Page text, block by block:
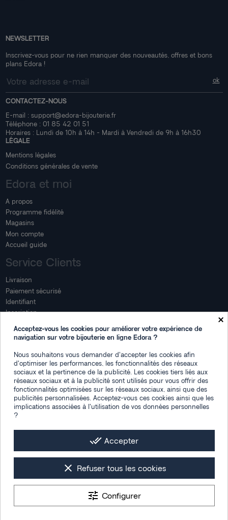
NEWSLETTER
Inscrivez-vous pour ne rien manquer des nouveautés, offres et bons
plans Edora !
CONTACTEZ-NOUS
E-mail : support@edora-bijouterie.fr
Téléphone : 01 85 42 01 51
Horaires : Lundi de 10h à 14h - Mardi à Vendredi de 9h à 16h30
LÉGALE
Mentions légales
Conditions générales de vente
Edora et moi
A propos
Programme fidélité
Magasins
Mon compte
Accueil guide
Service Clients
Livraison
Paiement sécurisé
Identifiant
Inscription
Mon espace
Suivi de commande
Connexion
Créez votre compte
Des questions
Contactez-nous
Facebook
Instagram
LinkedIn
Les photos de mise en situation sont générées par IA
Tous droits réservés © 2026 -Bijouterie Edora : montres & bijoux femme,
×
Acceptez-vous les cookies pour améliorer votre expérience de
navigation sur votre bijouterie en ligne Edora ?
Nous souhaitons vous demander d'accepter les cookies afin
d'optimiser les performances, les fonctionnalités des réseaux
sociaux et la pertinence de la publicité. Les cookies tiers liés aux
réseaux sociaux et à la publicité sont utilisés pour vous offrir des
fonctionnalités optimisées sur les réseaux sociaux, ainsi que des
publicités personnalisées. Acceptez-vous ces cookies ainsi que les
implications associées à l'utilisation de vos données personnelles
?
done_all Accepter
clear Refuser tous les cookies
tune Configurer
9.4